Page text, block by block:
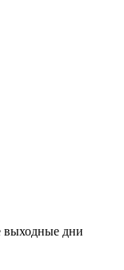
выходные дни